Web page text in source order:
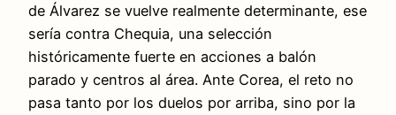
de Álvarez se vuelve realmente determinante, ese
sería contra Chequia, una selección
históricamente fuerte en acciones a balón
parado y centros al área. Ante Corea, el reto no
pasa tanto por los duelos por arriba, sino por la